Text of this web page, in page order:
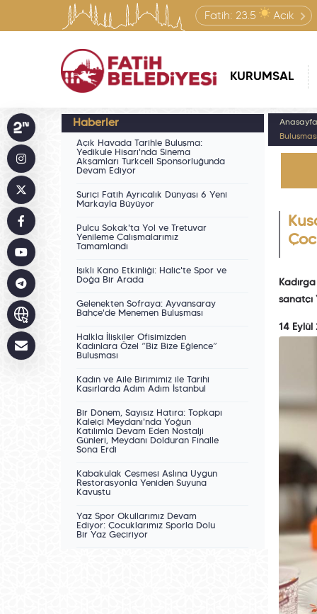
Fatih: 23.5 Açık
KURUMSAL
Haberler
Açık Havada Tarihle Buluşma:
Yedikule Hisarı'nda Sinema
Akşamları Turkcell Sponsorluğunda
Devam Ediyor
Suriçi Fatih Ayrıcalık Dünyası 6 Yeni
Markayla Büyüyor
Pulcu Sokak'ta Yol ve Tretuvar
Yenileme Çalışmalarımız
Tamamlandı
Işıklı Kano Etkinliği: Haliç'te Spor ve
Doğa Bir Arada
Gelenekten Sofraya: Ayvansaray
Bahçe'de Menemen Buluşması
Halkla İlişkiler Ofisimizden
Kadınlara Özel “Biz Bize Eğlence”
Buluşması
Kadın ve Aile Birimimiz ile Tarihî
Kasırlarda Adım Adım İstanbul
Bir Dönem, Sayısız Hatıra: Topkapı
Kaleiçi Meydanı'nda Yoğun
Katılımla Devam Eden Nostalji
Günleri, Meydanı Dolduran Finalle
Sona Erdi
Kabakulak Çeşmesi Aslına Uygun
Restorasyonla Yeniden Suyuna
Kavuştu
Yaz Spor Okullarımız Devam
Ediyor: Çocuklarımız Sporla Dolu
Bir Yaz Geçiriyor
Anasayfa
sanatçı
14 Eylül